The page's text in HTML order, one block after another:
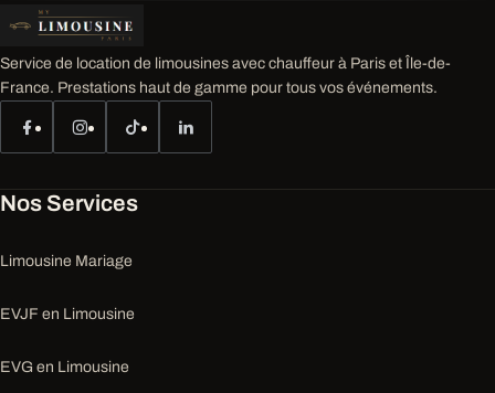
Service de location de limousines avec chauffeur à Paris et Île-de-
France. Prestations haut de gamme pour tous vos événements.
Nos Services
Limousine Mariage
EVJF en Limousine
EVG en Limousine